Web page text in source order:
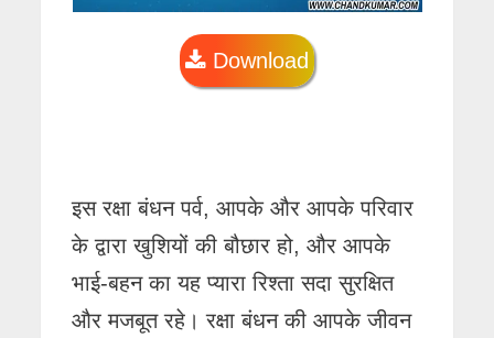
Download
इस रक्षा बंधन पर्व, आपके और आपके परिवार
के द्वारा खुशियों की बौछार हो, और आपके
भाई-बहन का यह प्यारा रिश्ता सदा सुरक्षित
और मजबूत रहे। रक्षा बंधन की आपके जीवन